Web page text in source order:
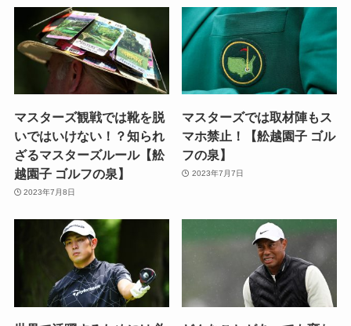
マスターズ観戦では靴を脱
いではいけない！？知られ
ざるマスターズルール【舩
越園子 ゴルフの泉】
2023年7月8日
マスターズでは取材陣もス
マホ禁止！【舩越園子 ゴル
フの泉】
2023年7月7日